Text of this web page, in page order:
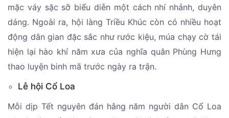
mặc váy sặc sỡ biểu diễn một cách nhí nhảnh, duyên
dáng. Ngoài ra, hội làng Triều Khúc còn có nhiều hoạt
động dân gian đặc sắc như rước kiệu, múa chạy cờ tái
hiện lại hào khí năm xưa của nghĩa quân Phùng Hưng
thao luyện binh mã trước ngày ra trận.
Lễ hội Cổ Loa
Mỗi dịp Tết nguyên đán hằng năm người dân Cổ Loa